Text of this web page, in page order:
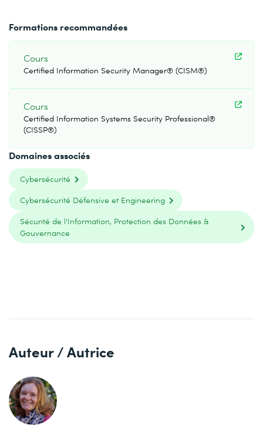
Formations recommandées
Cours
Certified Information Security Manager® (CISM®)
Cours
Certified Information Systems Security Professional®
(CISSP®)
Domaines associés
Cybersécurité
Cybersécurité Défensive et Engineering
Sécurité de l'Information, Protection des Données &
Gouvernance
Auteur / Autrice